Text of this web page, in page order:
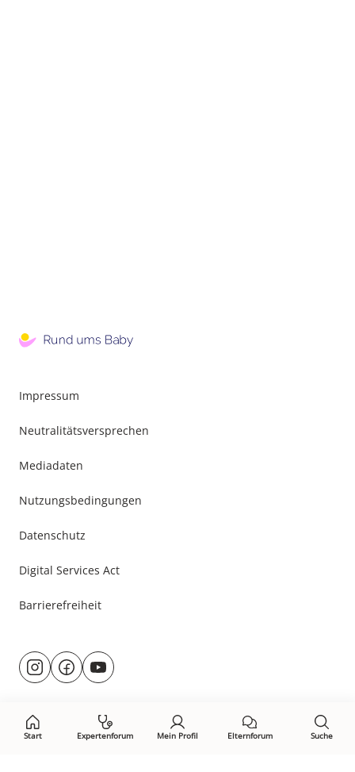
Start Expertenforum Mein Profil Elternforum Suche
Impressum
Neutralitätsversprechen
Mediadaten
Nutzungsbedingungen
Datenschutz
Digital Services Act
Barrierefreiheit
Besuche
uns@rund.ums.baby
facebook.com/rundumsbaby.de
youtube.com/@rundumsbaby_